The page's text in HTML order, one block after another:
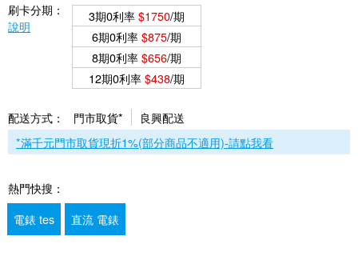
刷卡分期：
說明
3期0利率$1750/期
6期0利率$875/期
8期0利率$656/期
12期0利率$438/期
配送方式： 門市取貨*
良興配送
*滿千元門市取貨現折1%(部分商品不適用)-請點我看
熱門快搜：
電錶 tes
直流 電錶